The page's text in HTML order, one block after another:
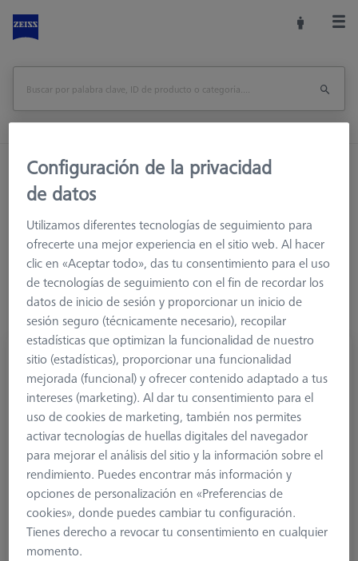
Inicio
Sistemas de palpadores
Elementos de conexión
Elemento estrella, único
600341-8160-000
Configuración de la privacidad
de datos
Utilizamos diferentes tecnologías de seguimiento para
ofrecerte una mejor experiencia en el sitio web. Al hacer
clic en «Aceptar todo», das tu consentimiento para el uso
de tecnologías de seguimiento con el fin de recordar los
datos de inicio de sesión y proporcionar un inicio de
sesión seguro (técnicamente necesario), recopilar
estadísticas que optimizan la funcionalidad de nuestro
sitio (estadísticas), proporcionar una funcionalidad
mejorada (funcional) y ofrecer contenido adaptado a tus
intereses (marketing). Al dar tu consentimiento para el
uso de cookies de marketing, también nos permites
activar tecnologías de huellas digitales del navegador
para mejorar el análisis del sitio y la información sobre el
rendimiento. Puedes encontrar más información y
opciones de personalización en «Preferencias de
cookies», donde puedes cambiar tu configuración.
Tienes derecho a revocar tu consentimiento en cualquier
momento.